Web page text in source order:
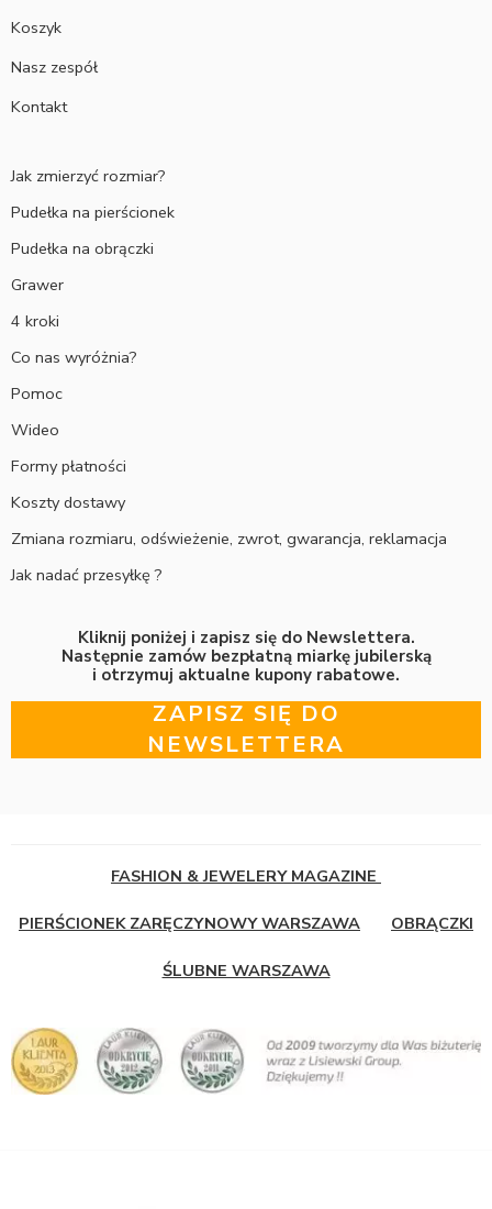
Koszyk
Nasz zespół
Kontakt
Jak zmierzyć rozmiar?
Pudełka na pierścionek
Pudełka na obrączki
Grawer
4 kroki
Co nas wyróżnia?
Pomoc
Wideo
Formy płatności
Koszty dostawy
Zmiana rozmiaru, odświeżenie, zwrot, gwarancja, reklamacja
Jak nadać przesyłkę ?
Kliknij poniżej i zapisz się do Newslettera.
Następnie zamów bezpłatną miarkę jubilerską
i otrzymuj aktualne kupony rabatowe.
ZAPISZ SIĘ DO
NEWSLETTERA
FASHION & JEWELERY MAGAZINE
PIERŚCIONEK ZARĘCZYNOWY WARSZAWA OBRĄCZKI
ŚLUBNE WARSZAWA